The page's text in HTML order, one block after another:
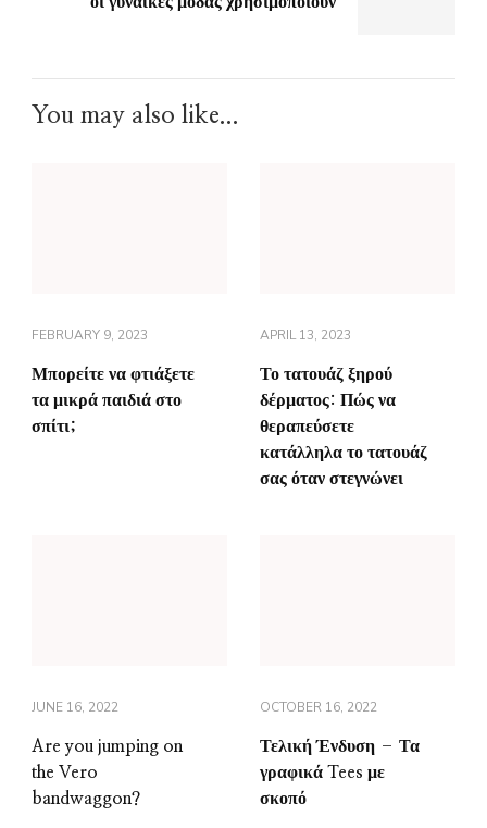
You may also like...
FEBRUARY 9, 2023
Μπορείτε να φτιάξετε
τα μικρά παιδιά στο
σπίτι;
APRIL 13, 2023
Το τατουάζ ξηρού
δέρματος: Πώς να
θεραπεύσετε
κατάλληλα το τατουάζ
σας όταν στεγνώνει
JUNE 16, 2022
Are you jumping on
the Vero
bandwaggon?
OCTOBER 16, 2022
Τελική Ένδυση – Τα
γραφικά Tees με
σκοπό